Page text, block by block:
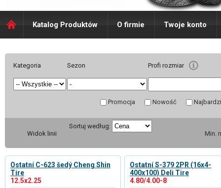
Katalog Produktów O firmie Twoje konto
Kategoria Sezon Profi rozmiar
Promocja Nowość
Min.
Widok linii
Sortuj według:
Ostatní C-623 šedý Cheng Shin
Tire
12.5x2.25
Ostatní S-379 2PR (16x4-
400x100) Deli Tire
4.80/4.00-8